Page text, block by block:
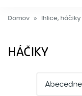
Domov » Ihlice, háčiky
HÁČIKY